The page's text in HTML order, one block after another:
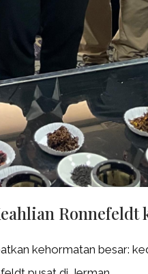
Ronnefeldt
kehormatan besar: